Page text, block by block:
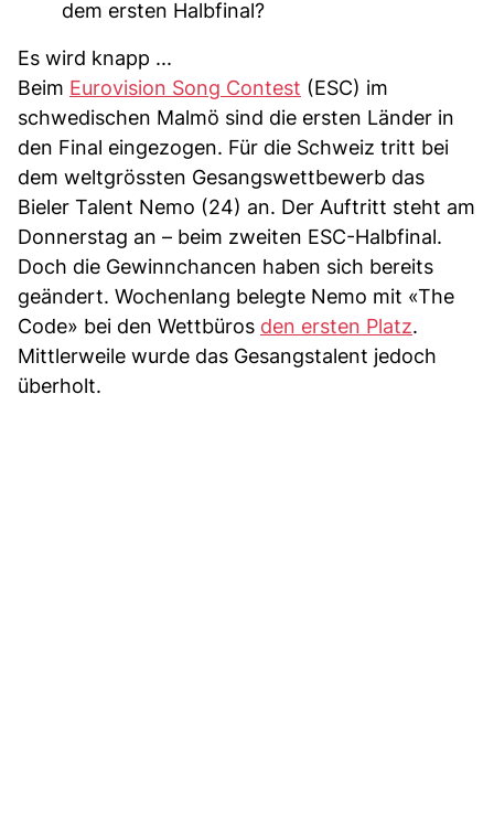
dem ersten Halbfinal?
Es wird knapp ...
Beim Eurovision Song Contest (ESC) im
schwedischen Malmö sind die ersten Länder in
den Final eingezogen. Für die Schweiz tritt bei
dem weltgrössten Gesangswettbewerb das
Bieler Talent Nemo (24) an. Der Auftritt steht am
Donnerstag an – beim zweiten ESC-Halbfinal.
Doch die Gewinnchancen haben sich bereits
geändert. Wochenlang belegte Nemo mit «The
Code» bei den Wettbüros den ersten Platz.
Mittlerweile wurde das Gesangstalent jedoch
überholt.